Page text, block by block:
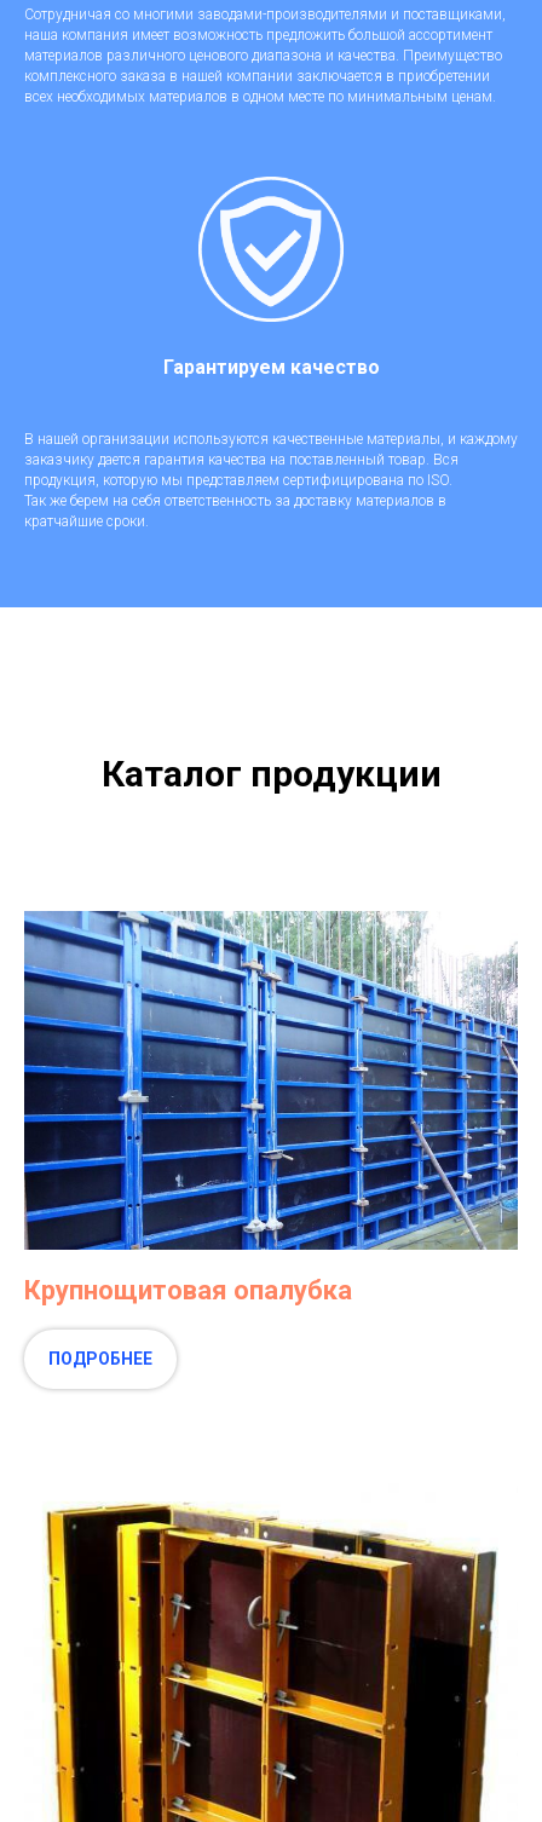
Сотрудничая со многими заводами-производителями и поставщиками,
наша компания имеет возможность предложить большой ассортимент
материалов различного ценового диапазона и качества. Преимущество
комплексного заказа в нашей компании заключается в приобретении
всех необходимых материалов в одном месте по минимальным ценам.
Гарантируем качество
В нашей организации используются качественные материалы, и каждому
заказчику дается гарантия качества на поставленный товар. Вся
продукция, которую мы представляем сертифицирована по ISO.
Так же берем на себя ответственность за доставку материалов в
кратчайшие сроки.
Каталог продукции
Крупнощитовая опалубка
ПОДРОБНЕЕ